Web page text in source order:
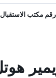
رقم مكتب الاستقبال